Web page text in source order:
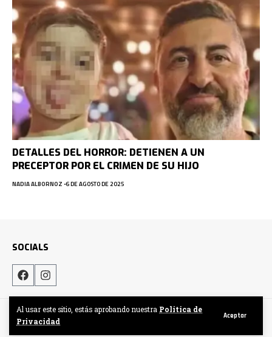
Al usar este sitio, estás aprobando nuestra Politica de
Privacidad
Aceptar
DETALLES DEL HORROR: DETIENEN A UN
PRECEPTOR POR EL CRIMEN DE SU HIJO
NADIA ALBORNOZ 6 DE AGOSTO DE 2025
SOCIALS
Hecho por DigitalCrew